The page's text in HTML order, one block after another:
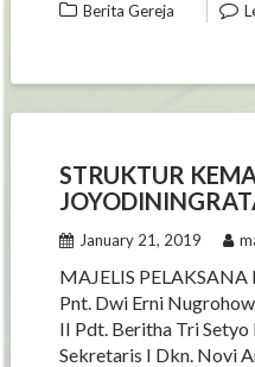
Berita Gereja
STRUKTUR
January 21, 2019
MAJELIS
Pnt. Dwi Erni
II Pdt. Beritha Tri Setyo
Sekretaris I Dkn. Novi